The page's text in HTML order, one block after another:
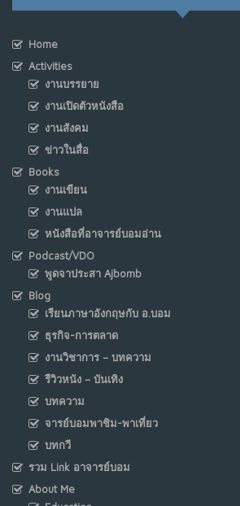
Home
Activities
งานบรรยาย
งานเปิดตัวหนังสือ
งานสังคม
ข่าวในสื่อ
Books
งานเขียน
งานแปล
หนังสือที่อาจารย์บอมอ่าน
Podcast/VDO
พูดจาประสา Ajbomb
Blog
เรียนภาษาอังกฤษกับ อ.บอม
ธุรกิจ-การตลาด
งานวิชาการ – บทความ
รีวิวหนัง – บันเทิง
บทความ
จารย์บอมพาชิม-พาเที่ยว
บทกวี
รวม Link อาจารย์บอม
About Me